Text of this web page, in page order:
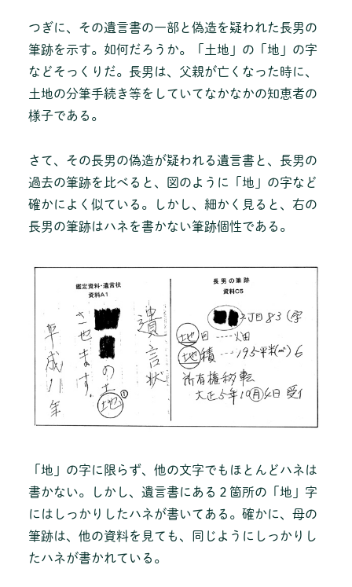
つぎに、その遺言書の一部と偽造を疑われた長男の
筆跡を示す。如何だろうか。「土地」の「地」の字
などそっくりだ。長男は、父親が亡くなった時に、
土地の分筆手続き等をしていてなかなかの知恵者の
様子である。
さて、その長男の偽造が疑われる遺言書と、長男の
過去の筆跡を比べると、図のように「地」の字など
確かによく似ている。しかし、細かく見ると、右の
長男の筆跡はハネを書かない筆跡個性である。
「地」の字に限らず、他の文字でもほとんどハネは
書かない。しかし、遺言書にある２箇所の「地」字
にはしっかりしたハネが書いてある。確かに、母の
筆跡は、他の資料を見ても、同じようにしっかりし
たハネが書かれている。